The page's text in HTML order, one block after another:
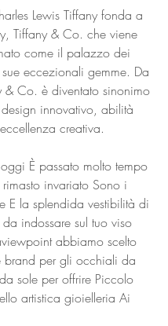
Lewis Tiffany fonda a
Tiffany & Co. che viene
come il palazzo dei
eccezionali gemme. Da
& Co. è diventato sinonimo
innovativo, abilità
creativa.
È passato molto tempo
invariato Sono i
E la splendida vestibilità di
indossare sul tuo viso
abbiamo scelto
brand per gli occhiali da
sole per offrire Piccolo
artistica gioielleria Ai